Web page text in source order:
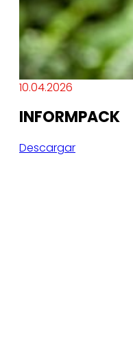
10.04.2026
INFORMPACK
Descargar